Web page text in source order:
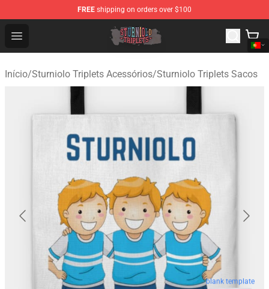
FREE shipping on orders over $100
Open menu
Sturniolo Triplets Shop - Official Sturniolo Triplets
Início/Sturniolo Triplets Acessórios/Sturniolo Triplets Sacos
blank template